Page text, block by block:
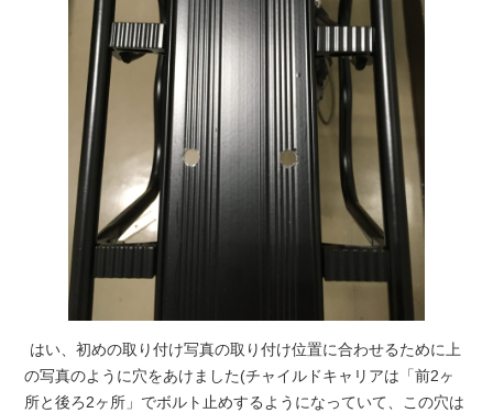
はい、初めの取り付け写真の取り付け位置に合わせるために上
の写真のように穴をあけました(チャイルドキャリアは「前2ヶ
所と後ろ2ヶ所」でボルト止めするようになっていて、この穴は